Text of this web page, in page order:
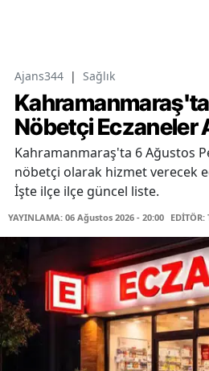
Ajans344 | Sağlık
Nöbetçi Eczaneler
Kahramanmaraş'ta 6 Ağustos
nöbetçi olarak hizmet verecek
İşte ilçe ilçe güncel liste.
YAYINLAMA: 06 Ağustos 2026 - 20:00 EDİTÖR: